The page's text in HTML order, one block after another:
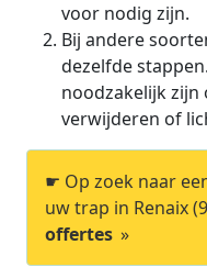
voor nodig zijn.
Bij andere
dezelfde
noodzakelijk zijn
verwijderen of
☛ Op zoek naar
uw trap in Renaix
offertes »